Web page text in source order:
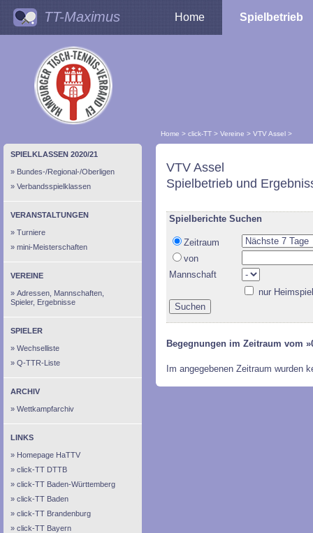
TT-Maximus Home Spielbetrieb
Home > click-TT > Vereine > VTV Assel >
SPIELKLASSEN 2020/21
Bundes-/Regional-/Oberligen
Verbandsspielklassen
VERANSTALTUNGEN
Turniere
mini-Meisterschaften
VEREINE
Adressen, Mannschaften,
Spieler, Ergebnisse
SPIELER
Wechselliste
Q-TTR-Liste
ARCHIV
Wettkampfarchiv
LINKS
Homepage HaTTV
click-TT DTTB
click-TT Baden-Württemberg
click-TT Baden
click-TT Brandenburg
click-TT Bayern
VTV Assel
Spielbetrieb und
Spielberichte Suchen
Zeitraum
von
Mannschaft
nur
Begegnungen im Zeitraum vom
Im angegebenen Zeitraum wurden